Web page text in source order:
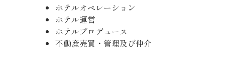
ホテルオペレーション
ホテル運営
ホテルプロデュース
不動産売買・管理及び仲介